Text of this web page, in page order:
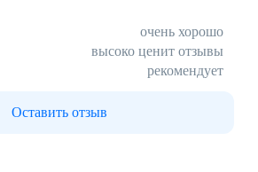
очень хорошо
высоко ценит отзывы
рекомендует
Оставить отзыв